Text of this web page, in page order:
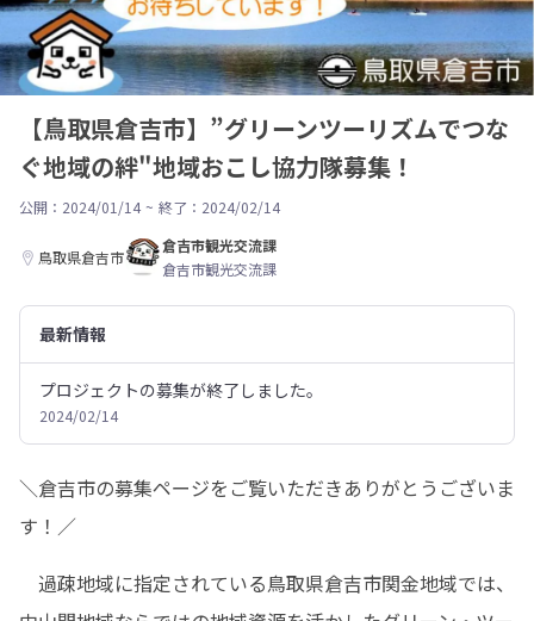
【鳥取県倉吉市】”グリーンツーリズムでつな
ぐ地域の絆"地域おこし協力隊募集！
公開：2024/01/14 ~ 終了：2024/02/14
鳥取県倉吉市
倉吉市観光交流課
倉吉市観光交流課
最新情報
プロジェクトの募集が終了しました。
2024/02/14
＼倉吉市の募集ページをご覧いただきありがとうございま
す！／
過疎地域に指定されている鳥取県倉吉市関金地域では、